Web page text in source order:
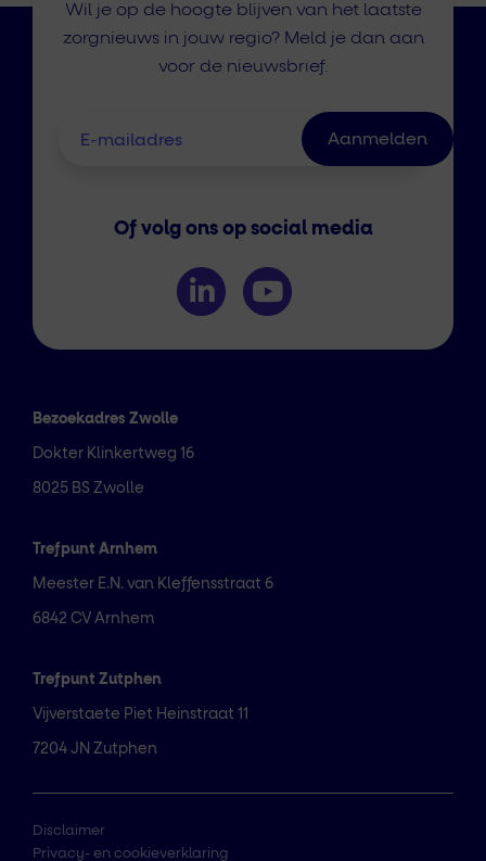
Bezoekadres Zwolle
Dokter Klinkertweg 16
8025 BS Zwolle
Trefpunt Arnhem
Meester E.N. van Kleffensstraat 6
6842 CV Arnhem
Trefpunt Zutphen
Vijverstaete Piet Heinstraat 11
7204 JN Zutphen
Disclaimer
Privacy- en cookieverklaring
Wil je op de hoogte blijven van het laatste
zorgnieuws in jouw regio? Meld je dan aan
voor de nieuwsbrief.
Of volg ons op social media